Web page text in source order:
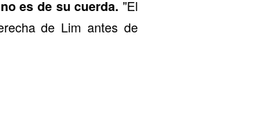
es de su cuerda. "El
de Lim antes de